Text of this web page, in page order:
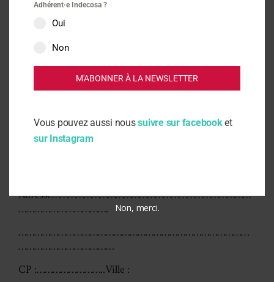
BULLETIN
ADHESION
INDECOSA CGT
Adresse…………………………………………………………………
…………………………….
……………………………………………………………………………
………………………………
CP :……………………..Ville :
Adhérent·e Indecosa ?
Oui
Non
M'ABONNER À LA NEWSLETTER
Vous pouvez aussi noussuivre sur facebooket
sur Instagram
Non, merci.